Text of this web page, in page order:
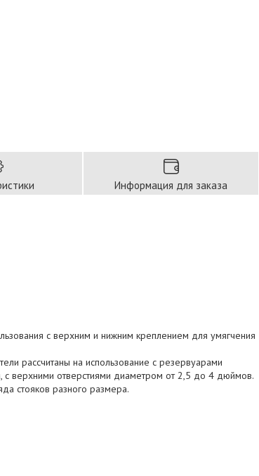
Информация для заказа
с верхним и нижним креплением для умягчения
рассчитаны на использование с резервуарами
верхними отверстиями диаметром от 2,5 до 4 дюймов.
стояков разного размера.